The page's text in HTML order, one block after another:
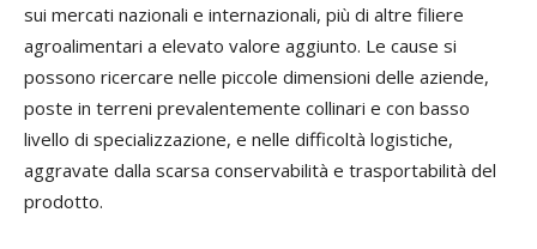
sui mercati nazionali e internazionali, più di altre filiere
agroalimentari a elevato valore aggiunto. Le cause si
possono ricercare nelle piccole dimensioni delle aziende,
poste in terreni prevalentemente collinari e con basso
livello di specializzazione, e nelle difficoltà logistiche,
aggravate dalla scarsa conservabilità e trasportabilità del
prodotto.